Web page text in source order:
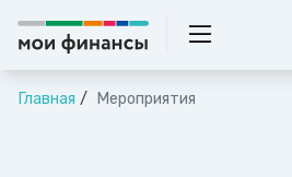
Главная Мероприятия